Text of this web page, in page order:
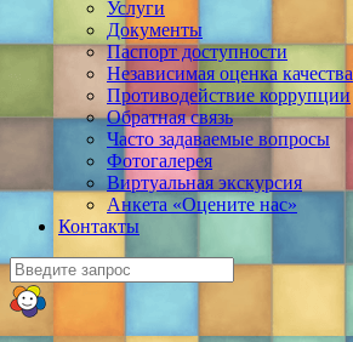
Услуги
Документы
Паспорт доступности
Независимая оценка качества
Противодействие коррупции
Обратная связь
Часто задаваемые вопросы
Фотогалерея
Виртуальная экскурсия
Анкета «Оцените нас»
Контакты